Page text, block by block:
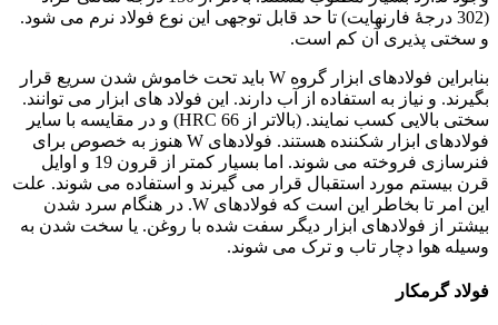
(302 درجۀ فارنهایت) تا حد قابل توجهی این نوع فولاد نرم می شود.
و سختی پذیری آن کم است.
بنابراین فولادهای ابزار گروه W باید تحت خاموش شدن سریع قرار
بگیرند. و نیاز به استفاده از آب دارند. این فولاد های ابزار می توانند.
سختی بالایی کسب نمایند. (بالاتر از HRC 66) و در مقایسه با سایر
فولادهای ابزار شکننده هستند. فولادهای W هنوز به خصوص برای
فنرسازی فروخته می شوند. اما بسیار کمتر از قرون 19 و اوایل
قرن بیستم مورد استقبال قرار می گیرند و استفاده می شوند. علت
این امر تا بخاطر این است که فولادهای W. در هنگام سرد شدن
بیشتر از فولادهای ابزار دیگر سفت شده با روغن. یا سخت شدن به
وسیله هوا دچار تاب و ترک می شوند.
فولاد گرمکار